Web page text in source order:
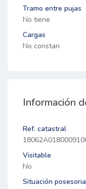
Tramo entre pujas
No tiene
Cargas
No constan
Información
Ref. catastral
Visitable
No
Situación posesoria